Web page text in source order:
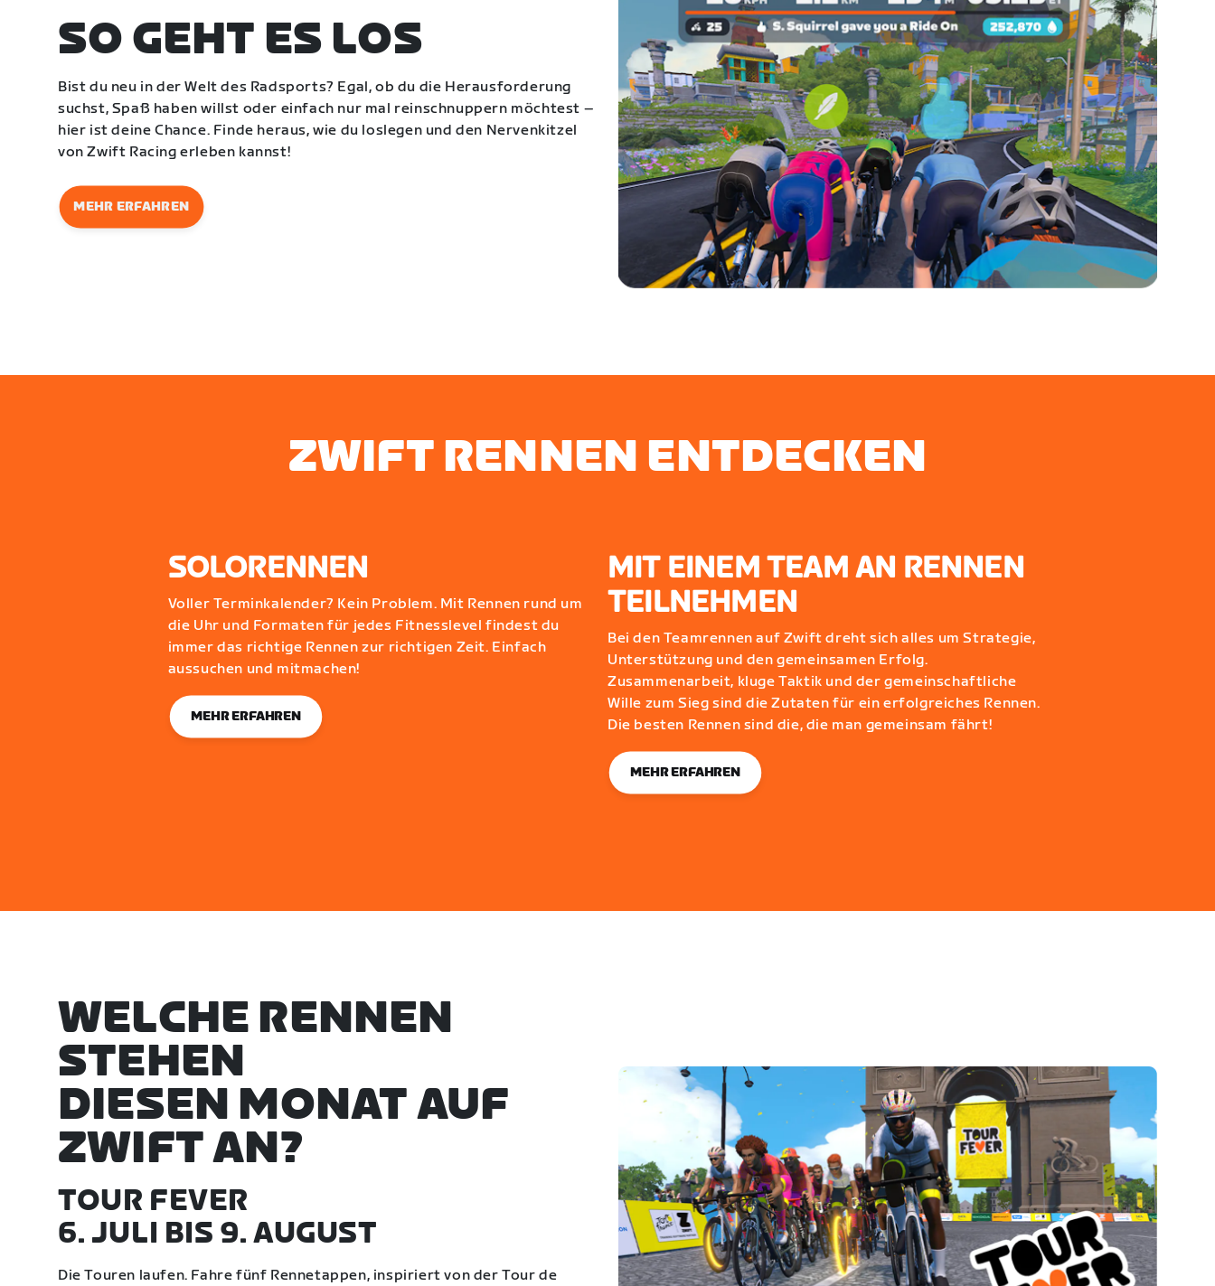
SO GEHT ES LOS
Bist du neu in der Welt des Radsports? Egal, ob du die Herausforderung
suchst, Spaß haben willst oder einfach nur mal reinschnuppern möchtest –
hier ist deine Chance. Finde heraus, wie du loslegen und den Nervenkitzel
von Zwift Racing erleben kannst!
MEHR ERFAHREN
ZWIFT RENNEN ENTDECKEN
SOLORENNEN
Voller Terminkalender? Kein Problem. Mit Rennen rund um
die Uhr und Formaten für jedes Fitnesslevel findest du
immer das richtige Rennen zur richtigen Zeit. Einfach
aussuchen und mitmachen!
MEHR ERFAHREN
MIT EINEM TEAM AN RENNEN
TEILNEHMEN
Bei den Teamrennen auf Zwift dreht sich alles um Strategie,
Unterstützung und den gemeinsamen Erfolg.
Zusammenarbeit, kluge Taktik und der gemeinschaftliche
Wille zum Sieg sind die Zutaten für ein erfolgreiches Rennen.
Die besten Rennen sind die, die man gemeinsam fährt!
MEHR ERFAHREN
WELCHE RENNEN
STEHEN
DIESEN MONAT AUF
ZWIFT AN?
TOUR FEVER
6. JULI BIS 9. AUGUST
Die Touren laufen. Fahre fünf Rennetappen, inspiriert von der Tour de